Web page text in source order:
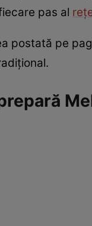
pas al
postată pe